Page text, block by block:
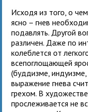
Исходя из того, о
ясно – гнев
подавлять. Другой
различен. Даже по
колеблется от
всепоглощающей
(буддизме, индуизме,
выражение гнева
грехом. В
прослеживается не